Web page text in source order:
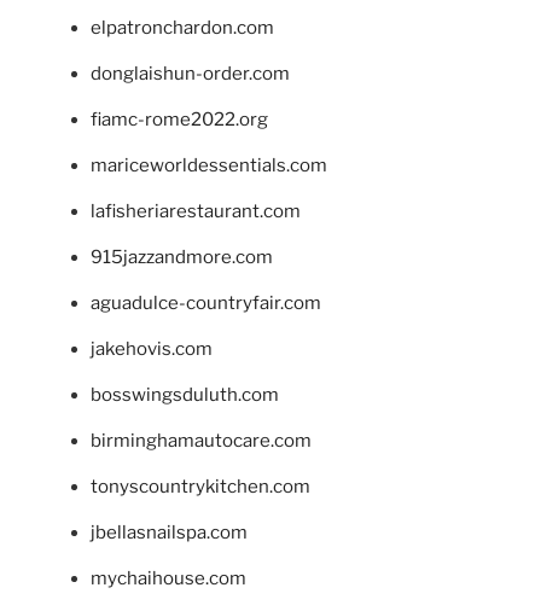
elpatronchardon.com
donglaishun-order.com
fiamc-rome2022.org
mariceworldessentials.com
lafisheriarestaurant.com
915jazzandmore.com
aguadulce-countryfair.com
jakehovis.com
bosswingsduluth.com
birminghamautocare.com
tonyscountrykitchen.com
jbellasnailspa.com
mychaihouse.com